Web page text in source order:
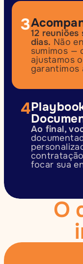
312
dias. Não
sumimos —
ajustamos
garantimos
4
Ao final,
focar sua
O